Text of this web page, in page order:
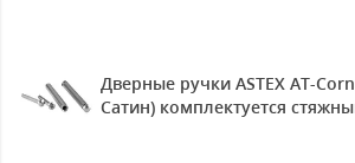
Дверные ручки ASTEX AT-
Сатин) комплектуется